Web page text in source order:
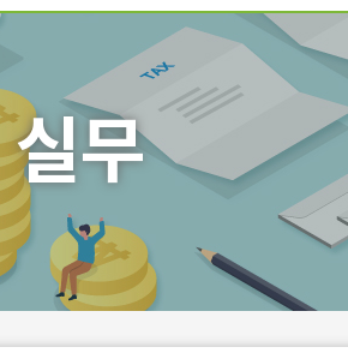
실무